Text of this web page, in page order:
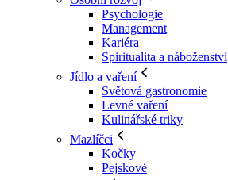
Psychologie
Management
Kariéra
Spiritualita a náboženství
Jídlo a vaření
Světová gastronomie
Levné vaření
Kulinářské triky
Mazlíčci
Kočky
Pejskové